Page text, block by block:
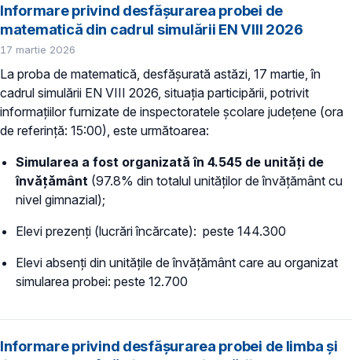
Informare privind desfășurarea probei de
matematică din cadrul simulării EN VIII 2026
17 martie 2026
La proba de matematică, desfășurată astăzi, 17 martie, în
cadrul simulării EN VIII 2026, situația participării, potrivit
informațiilor furnizate de inspectoratele școlare județene (ora
de referință: 15:00), este următoarea:
Simularea a fost organizată în 4.545 de unități de
învățământ (97.8% din totalul unităților de învățământ cu
nivel gimnazial);
Elevi prezenți (lucrări încărcate): peste 144.300
Elevi absenți din unitățile de învățământ care au organizat
simularea probei: peste 12.700
Informare privind desfășurarea probei de limba și